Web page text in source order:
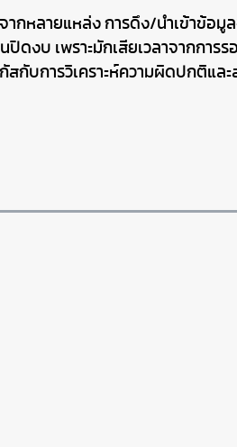
กหลายแหล่ง การดึง/นำเข้าข้อมูล
ดงบ เพราะมักเสียเวลาจากการ
สกับการวิเคราะห์ความผิดปกติแล